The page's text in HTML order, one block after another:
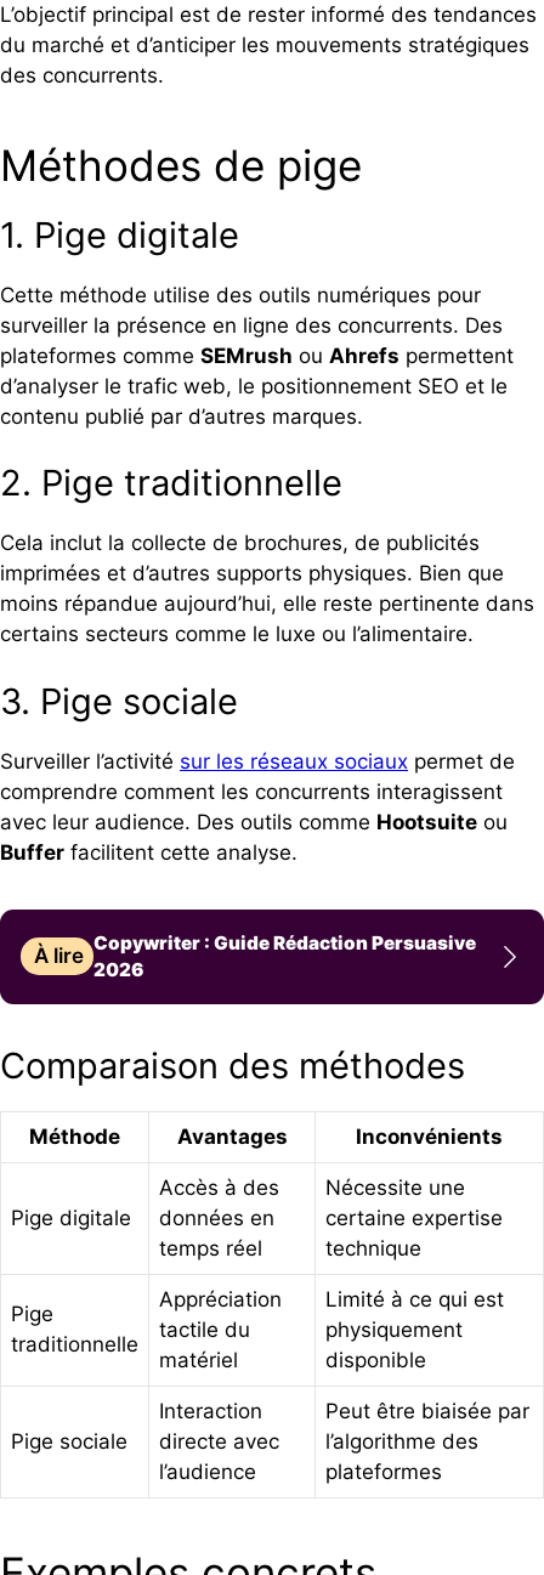
L’objectif principal est de rester informé des tendances
du marché et d’anticiper les mouvements stratégiques
des concurrents.
Méthodes de pige
1. Pige digitale
Cette méthode utilise des outils numériques pour
surveiller la présence en ligne des concurrents. Des
plateformes comme SEMrush ou Ahrefs permettent
d’analyser le trafic web, le positionnement SEO et le
contenu publié par d’autres marques.
2. Pige traditionnelle
Cela inclut la collecte de brochures, de publicités
imprimées et d’autres supports physiques. Bien que
moins répandue aujourd’hui, elle reste pertinente dans
certains secteurs comme le luxe ou l’alimentaire.
3. Pige sociale
Surveiller l’activité sur les réseaux sociaux permet de
comprendre comment les concurrents interagissent
avec leur audience. Des outils comme Hootsuite ou
Buffer facilitent cette analyse.
À lire
Copywriter : Guide Rédaction Persuasive
2026
Comparaison des méthodes
Méthode Avantages Inconvénients
Pige digitale
Accès à des
données en
temps réel
Nécessite une
certaine expertise
technique
Pige
traditionnelle
Appréciation
tactile du
matériel
Limité à ce qui est
physiquement
disponible
Pige sociale
Interaction
directe avec
l’audience
Peut être biaisée par
l’algorithme des
plateformes